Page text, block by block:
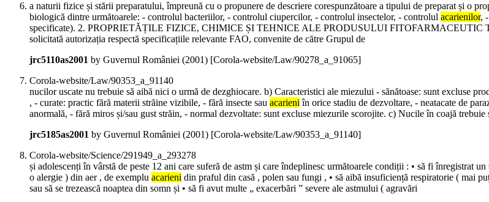
a naturii fizice și stării preparatului, împreună cu o propunere de descriere corespunzătoare a tipului de preparat și o
biologică dintre următoarele: - controlul bacteriilor, - controlul ciupercilor, - controlul insectelor, - controlul acarienilor,
specificate). 2. PROPRIETĂȚILE FIZICE, CHIMICE ȘI TEHNICE ALE PRODUSULUI FITOFARMACEUTIC
solicitată autorizația respectă specificațiile relevante FAO, convenite de către Grupul de
jrc5110as2001 by Guvernul României (2001) [Corola-website/Law/90278_a_91065]
Corola-website/Law/90353_a_91140
nucilor uscate nu trebuie să aibă nici o urmă de dezghiocare. b) Caracteristici ale miezului - sănătoase: sunt excluse
, - curate: practic fără materii străine vizibile, - fără insecte sau acarieniîn orice stadiu de dezvoltare, - neatacate de
anormală, - fără miros și/sau gust străin, - normal dezvoltate: sunt excluse miezurile scorojite. c) Nucile în coajă trebuie
jrc5185as2001 by Guvernul României (2001) [Corola-website/Law/90353_a_91140]
Corola-website/Science/291949_a_293278
și adolescenți în vârstă de peste 12 ani care suferă de astm și care îndeplinesc următoarele condiții : • să fi înregistrat
o alergie ) din aer , de exemplu acarieni din praful din casă , polen sau fungi , • să aibă insuficiență respiratorie ( mai
sau să se trezească noaptea din somn și • să fi avut multe „ exacerbări ” severe ale astmului ( agravări